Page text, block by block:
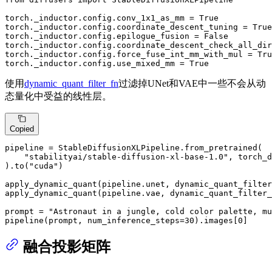
torch._inductor.config.conv_1x1_as_mm = True
torch._inductor.config.coordinate_descent_tuning = True
torch._inductor.config.epilogue_fusion = False
torch._inductor.config.force_fuse_int_mm_with_mul =
torch._inductor.config.use_mixed_mm = True
使用dynamic_quant_filter_fn过滤掉UNet和VAE中一些不会从动
态量化中受益的线性层。
Copied
pipeline = StableDiffusionXLPipeline.from_pretrained(
"stabilityai/stable-diffusion-xl-base-1.0" ,
).to( "cuda" )
apply_dynamic_quant(pipeline.unet,
apply_dynamic_quant(pipeline.vae,
prompt =
"Astronaut in a jungle, cold color palette,
pipeline(prompt, num_inference_steps=30 ).images[ 0
融合投影矩阵